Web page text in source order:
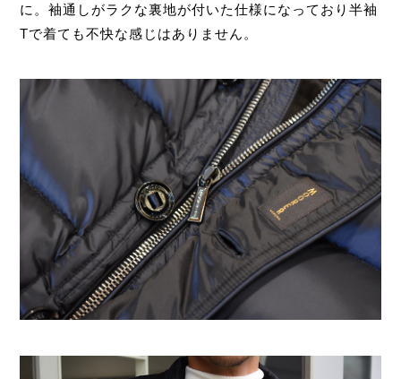
に。袖通しがラクな裏地が付いた仕様になっており半袖
Tで着ても不快な感じはありません。